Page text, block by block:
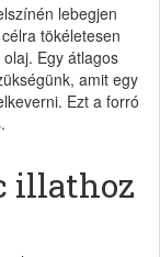
lebegjen
tökéletesen
Egy átlagos
amit egy
Ezt a forró
illathoz